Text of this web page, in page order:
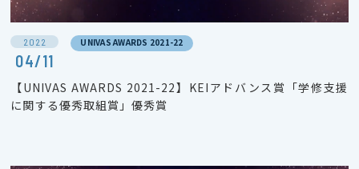
2022
04/11
UNIVAS AWARDS 2021-22
【UNIVAS AWARDS 2021-22】KEIアドバンス賞「学修支援
に関する優秀取組賞」優秀賞